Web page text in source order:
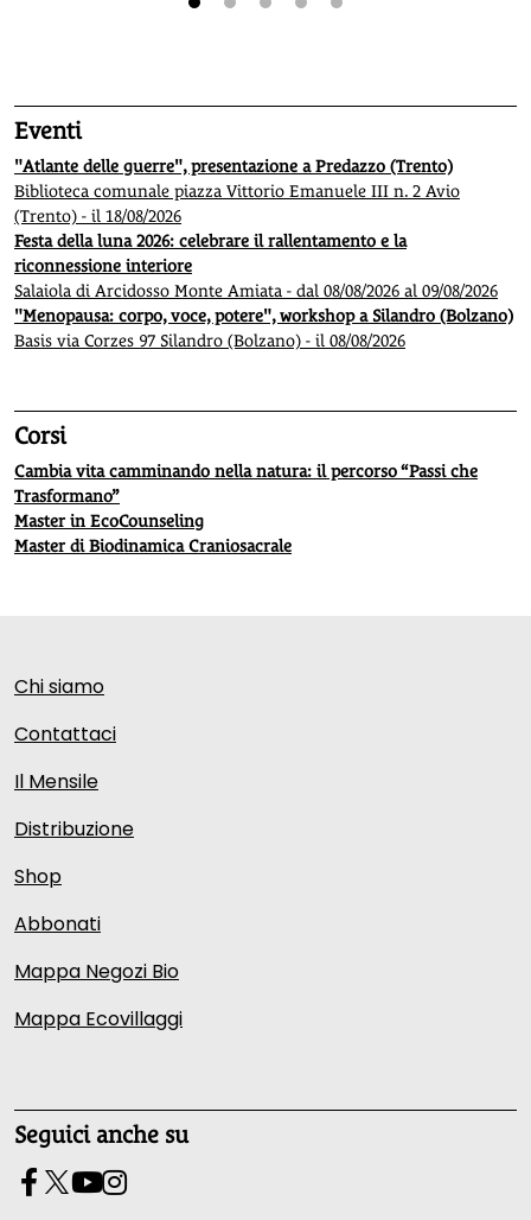
Eventi
"Atlante delle guerre", presentazione a Predazzo (Trento)
Biblioteca comunale piazza Vittorio Emanuele III n. 2 Avio
(Trento) - il 18/08/2026
Festa della luna 2026: celebrare il rallentamento e la
riconnessione interiore
Salaiola di Arcidosso Monte Amiata - dal 08/08/2026 al 09/08/2026
"Menopausa: corpo, voce, potere", workshop a Silandro (Bolzano)
Basis via Corzes 97 Silandro (Bolzano) - il 08/08/2026
Corsi
Cambia vita camminando nella natura: il percorso “Passi che
Trasformano”
Master in EcoCounseling
Master di Biodinamica Craniosacrale
Chi siamo
Contattaci
Il Mensile
Distribuzione
Shop
Abbonati
Mappa Negozi Bio
Mappa Ecovillaggi
Seguici anche su